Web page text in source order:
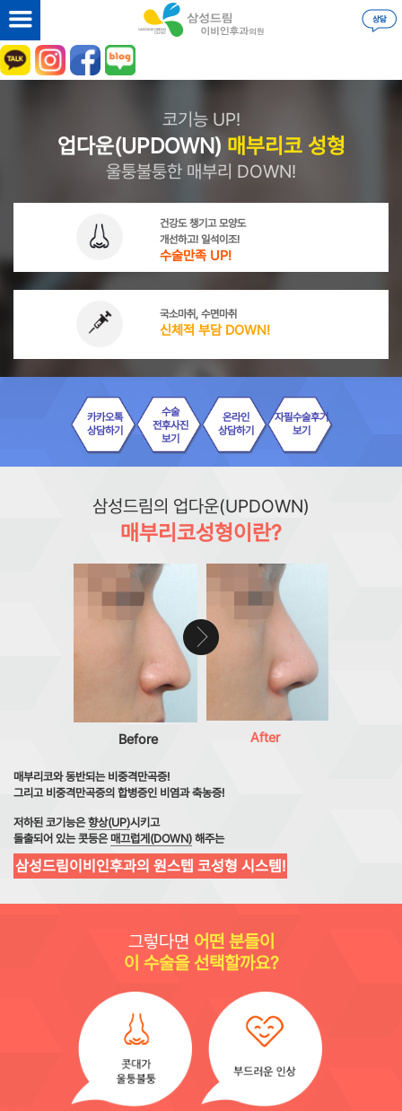
코기능 UP!
업다운(UPDOWN) 매부리코 성형
울퉁불퉁한 매부리 DOWN!
건강도 챙기고 모양도
개선하고! 일석이조!
수술만족 UP!
국소마취, 수면마취
신체적 부담 DOWN!
카카오톡
상담하기
수술
전후사진
보기
온라인
상담하기
자필수술후기
보기
삼성드림의 업다운(UPDOWN)
매부리코성형이란?
Before After
매부리코와 동반되는 비중격만곡증!
그리고 비중격만곡증의 합병증인 비염과 축농증!
저하된 코기능은향상(UP)시키고
돌출되어 있는 콧등은매끄럽게(DOWN) 해주는
삼성드림이비인후과의 원스텝 코성형 시스템!
그렇다면 어떤 분들이
이 수술을 선택할까요?